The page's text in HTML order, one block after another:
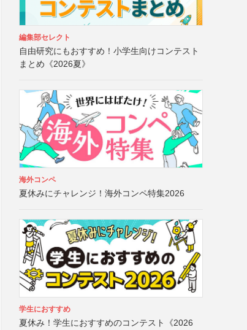
編集部セレクト
自由研究にもおすすめ！小学生向けコンテスト
まとめ《2026夏》
海外コンペ
夏休みにチャレンジ！海外コンペ特集2026
学生におすすめ
夏休み！学生におすすめのコンテスト《2026